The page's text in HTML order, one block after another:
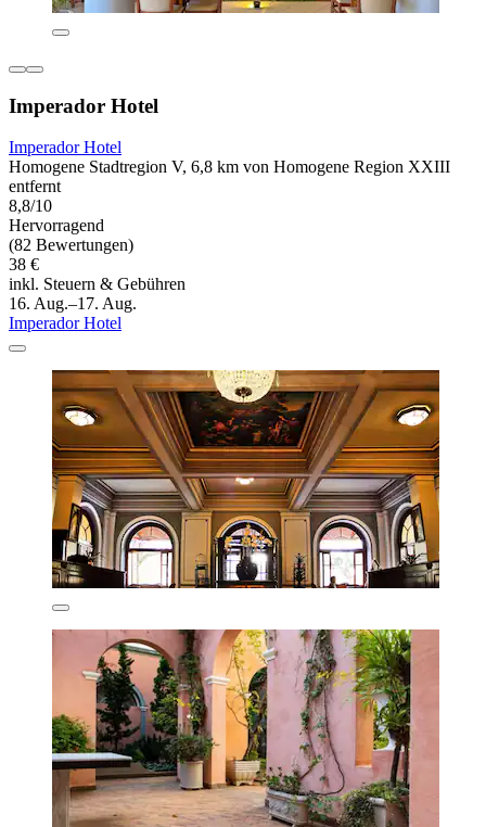
Imperador Hotel
Imperador Hotel
Homogene Stadtregion V, 6,8 km von Homogene Region XXIII
entfernt
8,8/10
Hervorragend
(82 Bewertungen)
38 €
inkl. Steuern & Gebühren
16. Aug.–17. Aug.
Imperador Hotel